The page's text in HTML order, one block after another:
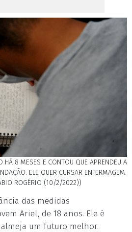
HÁ 8 MESES E CONTOU QUE APRENDEU A
ELE QUER CURSAR ENFERMAGEM.
ROGÉRIO (10/2/2022))
das medidas
Ariel, de 18 anos. Ele é
um futuro melhor.